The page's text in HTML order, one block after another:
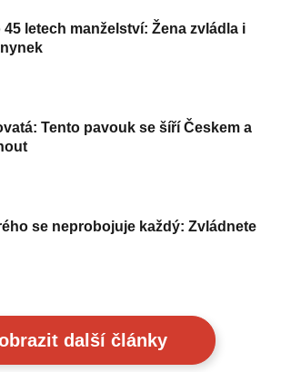
45 letech manželství: Žena zvládla i
Tento pavouk se šíří Českem a
se neprobojuje každý: Zvládnete
další články